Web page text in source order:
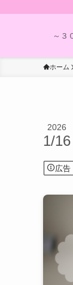
～３
ホーム
2026
1/16
広告